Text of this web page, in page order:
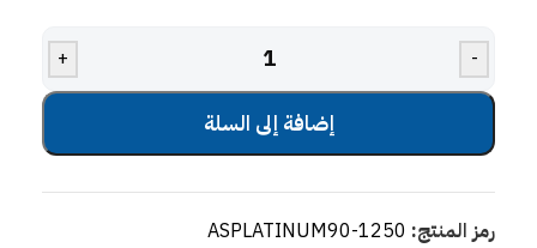
-
+
إضافة إلى السلة
رمز المنتج: ASPLATINUM90-1250